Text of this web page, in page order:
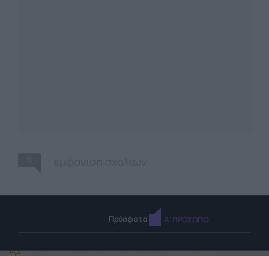
Πρόσφατα Α' ΠΡΟΣΩΠΟ